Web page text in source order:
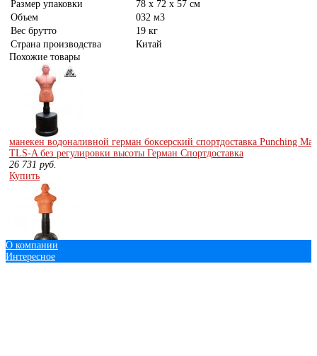
Размер упаковки
78 х 72 х 57 см
Объем
032 м3
Вес брутто
19 кг
Страна производства
Китай
Похожие товары
манекен водоналивной герман боксерский спортдоставка Punching
TLS-A без регулировки высоты Герман Спортдоставка
26 731 руб.
Купить
Водоналивной манекен Royal Fitness, арт.TLS-H Герман Спортдоставка
О компании
Интересное